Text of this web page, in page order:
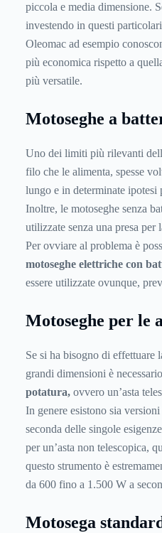
piccola e media dimensione.
investendo in questi
Oleomac ad esempio
più economica rispetto a
più versatile.
Motoseghe a
Uno dei limiti più rilevanti
filo che le alimenta, spesse
lungo e in determinate ipotesi
Inoltre, le motoseghe senza
utilizzate senza una presa per
Per ovviare al problema è
motoseghe elettriche con
essere utilizzate ovunque,
Motoseghe per le
Se si ha bisogno di effettuare
grandi dimensioni è
potatura, ovvero un’asta
In genere esistono sia
seconda delle singole
per un’asta non telescopica,
questo strumento è
da 600 fino a 1.500 W a
Motosega